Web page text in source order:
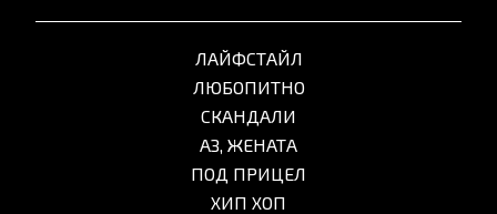
ЛАЙФСТАЙЛ
ЛЮБОПИТНО
СКАНДАЛИ
АЗ, ЖЕНАТА
ПОД ПРИЦЕЛ
ХИП ХОП